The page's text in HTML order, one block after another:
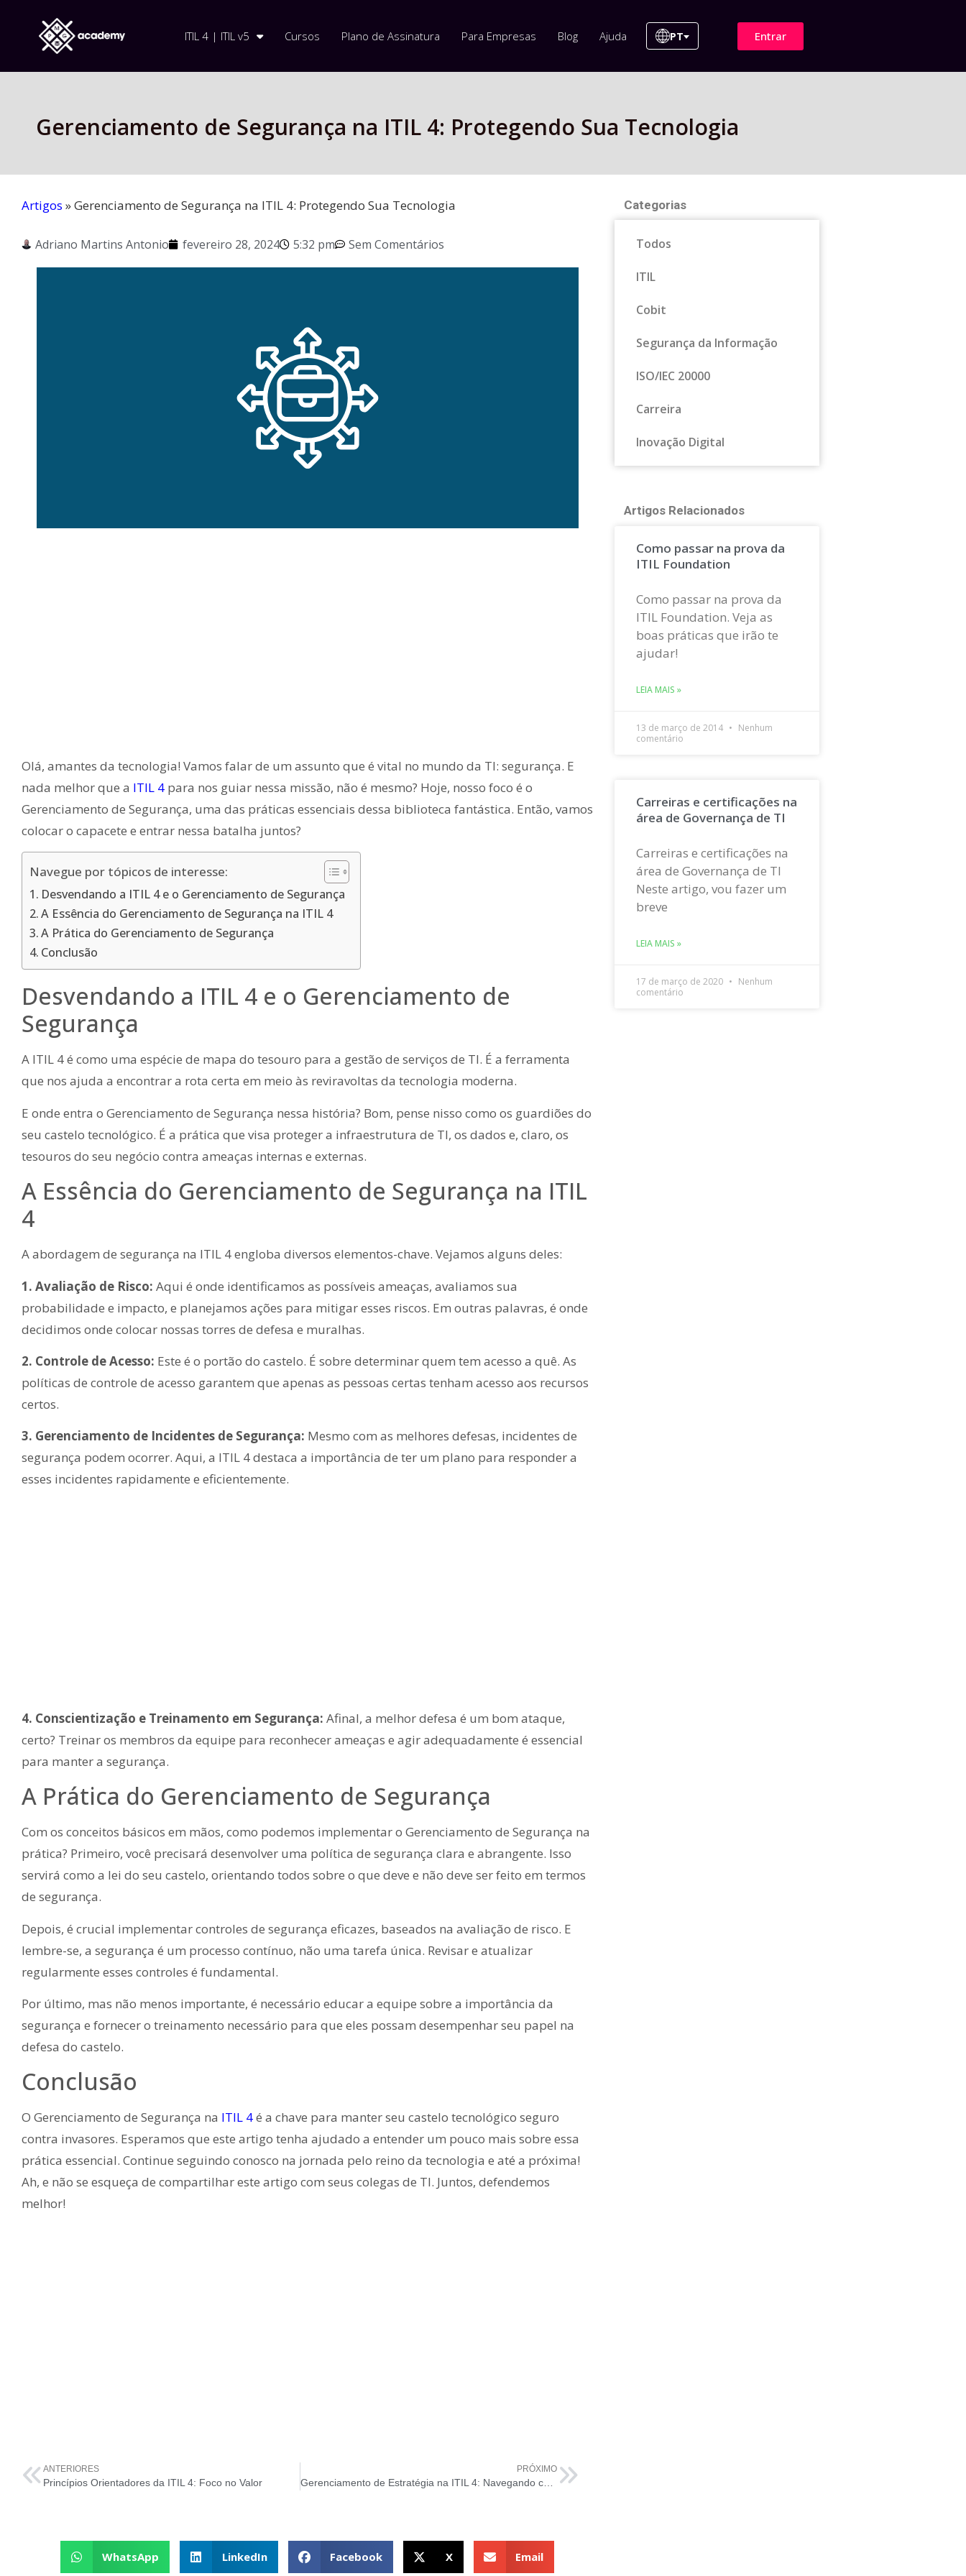
ITIL 4 | ITIL v5 Cursos Plano de Assinatura Para Empresas Blog Ajuda PT Entrar
Gerenciamento de Segurança na ITIL 4: Protegendo Sua Tecnologia
Artigos »Gerenciamento de Segurança na ITIL 4: Protegendo Sua Tecnologia
Adriano Martins Antonio fevereiro 28, 2024 5:32 pm Sem Comentários
Olá, amantes da tecnologia! Vamos falar de um assunto que é vital no mundo da TI: segurança. E
nada melhor que a ITIL 4 para nos guiar nessa missão, não é mesmo? Hoje, nosso foco é o
Gerenciamento de Segurança, uma das práticas essenciais dessa biblioteca fantástica. Então, vamos
colocar o capacete e entrar nessa batalha juntos?
Navegue por tópicos de interesse:
Desvendando a ITIL 4 e o Gerenciamento de Segurança
A Essência do Gerenciamento de Segurança na ITIL 4
A Prática do Gerenciamento de Segurança
Conclusão
Desvendando a ITIL 4 e o Gerenciamento de
Segurança
A ITIL 4 é como uma espécie de mapa do tesouro para a gestão de serviços de TI. É a ferramenta
que nos ajuda a encontrar a rota certa em meio às reviravoltas da tecnologia moderna.
E onde entra o Gerenciamento de Segurança nessa história? Bom, pense nisso como os guardiões do
seu castelo tecnológico. É a prática que visa proteger a infraestrutura de TI, os dados e, claro, os
tesouros do seu negócio contra ameaças internas e externas.
A Essência do Gerenciamento de Segurança na ITIL
4
A abordagem de segurança na ITIL 4 engloba diversos elementos-chave. Vejamos alguns deles:
1. Avaliação de Risco: Aqui é onde identificamos as possíveis ameaças, avaliamos sua
probabilidade e impacto, e planejamos ações para mitigar esses riscos. Em outras palavras, é onde
decidimos onde colocar nossas torres de defesa e muralhas.
2. Controle de Acesso: Este é o portão do castelo. É sobre determinar quem tem acesso a quê. As
políticas de controle de acesso garantem que apenas as pessoas certas tenham acesso aos recursos
certos.
3. Gerenciamento de Incidentes de Segurança: Mesmo com as melhores defesas, incidentes de
segurança podem ocorrer. Aqui, a ITIL 4 destaca a importância de ter um plano para responder a
esses incidentes rapidamente e eficientemente.
4. Conscientização e Treinamento em Segurança: Afinal, a melhor defesa é um bom ataque,
certo? Treinar os membros da equipe para reconhecer ameaças e agir adequadamente é essencial
para manter a segurança.
A Prática do Gerenciamento de Segurança
Com os conceitos básicos em mãos, como podemos implementar o Gerenciamento de Segurança na
prática? Primeiro, você precisará desenvolver uma política de segurança clara e abrangente. Isso
servirá como a lei do seu castelo, orientando todos sobre o que deve e não deve ser feito em termos
de segurança.
Depois, é crucial implementar controles de segurança eficazes, baseados na avaliação de risco. E
lembre-se, a segurança é um processo contínuo, não uma tarefa única. Revisar e atualizar
regularmente esses controles é fundamental.
Por último, mas não menos importante, é necessário educar a equipe sobre a importância da
segurança e fornecer o treinamento necessário para que eles possam desempenhar seu papel na
defesa do castelo.
Conclusão
O Gerenciamento de Segurança na ITIL 4é a chave para manter seu castelo tecnológico seguro
contra invasores. Esperamos que este artigo tenha ajudado a entender um pouco mais sobre essa
prática essencial. Continue seguindo conosco na jornada pelo reino da tecnologia e até a próxima!
Ah, e não se esqueça de compartilhar este artigo com seus colegas de TI. Juntos, defendemos
melhor!
ANTERIORES
Princípios Orientadores da ITIL 4: Foco no Valor
PRÓXIMO
WhatsApp LinkedIn Facebook X Email
Categorias
Todos
ITIL
Cobit
Segurança da Informação
ISO/IEC 20000
Carreira
Inovação Digital
Artigos Relacionados
Como passar na prova da
ITIL Foundation
Como passar na prova da
ITIL Foundation. Veja as
boas práticas que irão te
ajudar!
LEIA MAIS »
13 de março de 2014
Nenhum
comentário
Carreiras e certificações na
área de Governança de TI
Carreiras e certificações na
área de Governança de TI
Neste artigo, vou fazer um
breve
LEIA MAIS »
17 de março de 2020
Nenhum
comentário